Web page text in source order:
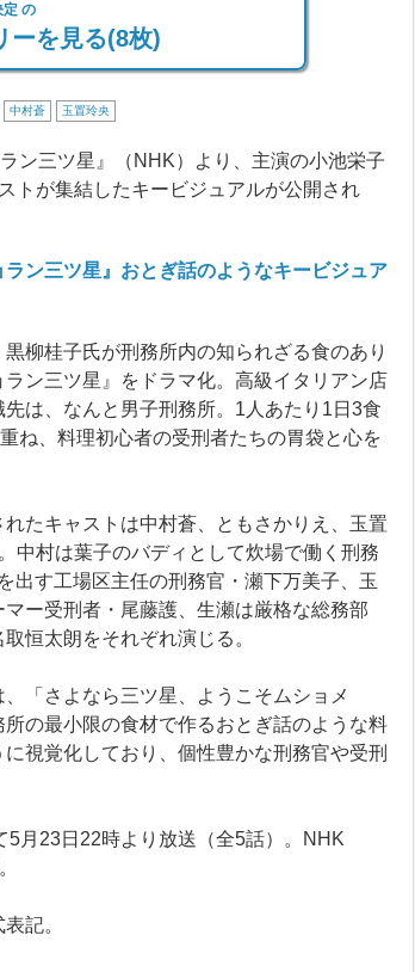
の
ーを見る(8枚)
中村蒼 玉置玲央
ン三ツ星』（NHK）より、主演の小池栄子
トが集結したキービジュアルが公開され
ン三ツ星』おとぎ話のようなキービジュア
柳桂子氏が刑務所内の知られざる食のあり
ン三ツ星』をドラマ化。高級イタリアン店
は、なんと男子刑務所。1人あたり1日3食
ね、料理初心者の受刑者たちの胃袋と心を
たキャストは中村蒼、ともさかりえ、玉置
中村は葉子のバディとして炊場で働く刑務
出す工場区主任の刑務官・瀬下万美子、玉
ー受刑者・尾藤護、生瀬は厳格な総務部
恒太朗をそれぞれ演じる。
「さよなら三ツ星、ようこそムショメ
の最小限の食材で作るおとぎ話のような料
視覚化しており、個性豊かな刑務官や受刑
月23日22時より放送（全5話）。NHK
記。